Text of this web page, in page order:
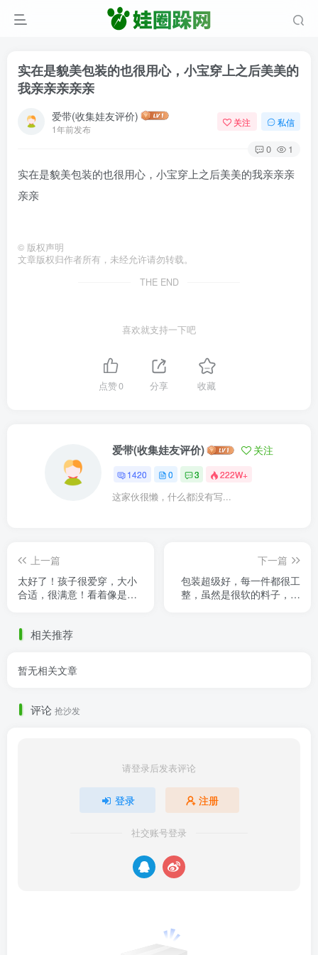
实在是貌美包装的也很用心，小宝穿上之后美美的
我亲亲亲亲亲
爱带(收集娃友评价)
1年前发布
关注 私信
0 1
实在是貌美包装的也很用心，小宝穿上之后美美的我亲亲亲
亲亲
© 版权声明
文章版权归作者所有，未经允许请勿转载。
THE END
喜欢就支持一下吧
点赞0 分享 收藏
爱带(收集娃友评价) 关注
1420 0 3 222W+
这家伙很懒，什么都没有写...
上一篇
太好了！孩子很爱穿，大小
合适，很满意！看着像是香
术成 ......
下一篇
包装超级好，每一件都很工
整，虽然是很软的料子，也
相关推荐
暂无相关文章
评论 抢沙发
请登录后发表评论
登录 注册
社交账号登录